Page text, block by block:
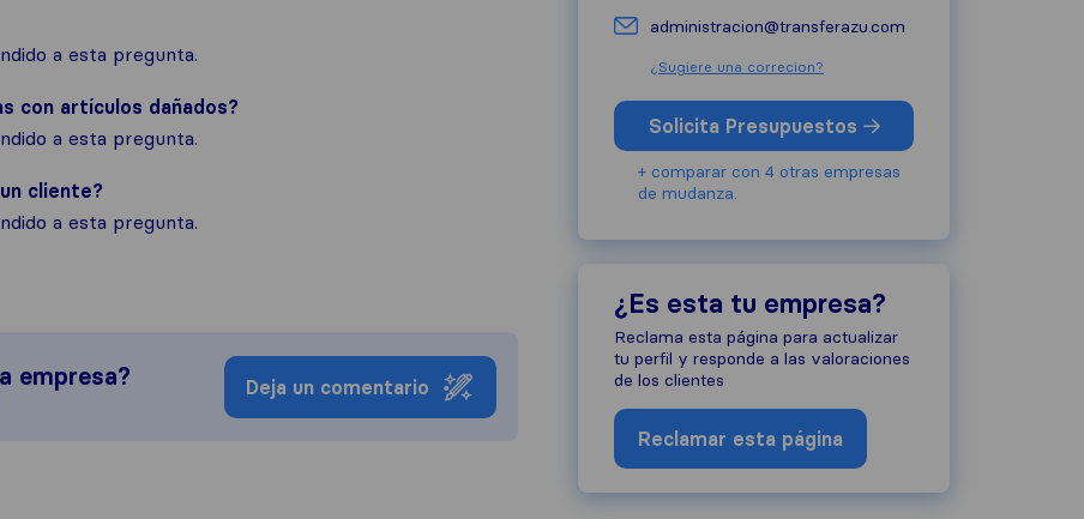
a esta pregunta.
con artículos dañados?
a esta pregunta.
cliente?
a esta pregunta.
empresa? Deja un comentario
administracion@transferazu.com
¿Sugiere una correcion?
Solicita Presupuestos
+ comparar con 4 otras empresas
de mudanza.
¿Es esta tu empresa?
Reclama esta página para actualizar
tu perfil y responde a las valoraciones
de los clientes
Reclamar esta página